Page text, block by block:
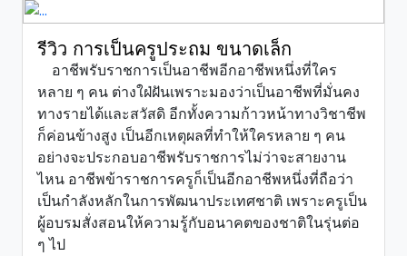
รีวิว การเป็นครูประถม ขนาดเล็ก
อาชีพรับราชการเป็นอาชีพอีกอาชีพหนึ่งที่ใคร
หลาย ๆ คน ต่างใฝ่ฝันเพราะมองว่าเป็นอาชีพที่มั่นคง
ทางรายได้และสวัสดิ อีกทั้งความก้าวหน้าทางวิชาชีพ
ก็ค่อนข้างสูง เป็นอีกเหตุผลที่ทำให้ใครหลาย ๆ คน
อย่างจะประกอบอาชีพรับราชการไม่ว่าจะสายงาน
ไหน อาชีพข้าราชการครูก็เป็นอีกอาชีพหนึ่งที่ถือว่า
เป็นกำลังหลักในการพัฒนาประเทศชาติ เพราะครูเป็น
ผู้อบรมสั่งสอนให้ความรู้กับอนาคตของชาติในรุ่นต่อ
ๆ ไป